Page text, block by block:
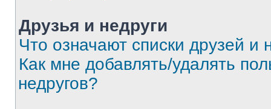
Друзья и недруги
Что означают списки друзей и
Как мне добавлять/удалять
недругов?